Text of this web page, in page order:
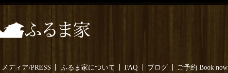
メディア/PRESS ふるま家について FAQ ブログ ご予約 Book now